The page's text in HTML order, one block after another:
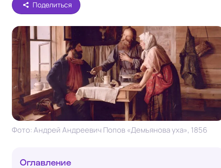
Поделиться
Фото: Андрей Андреевич Попов «Демьянова уха», 1856
Оглавление